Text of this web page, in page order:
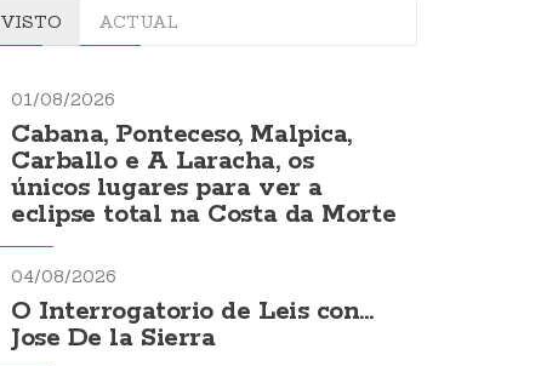
VISTO ACTUAL
01/08/2026
Cabana, Ponteceso, Malpica,
Carballo e A Laracha, os
únicos lugares para ver a
eclipse total na Costa da Morte
04/08/2026
O Interrogatorio de Leis con...
Jose De la Sierra